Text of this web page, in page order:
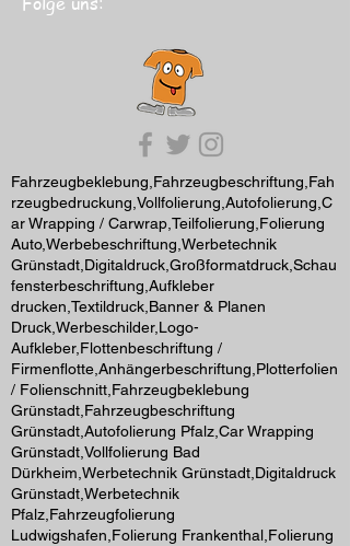
Fahrzeugbeklebung,Fahrzeugbeschriftung,Fah
rzeugbedruckung,Vollfolierung,Autofolierung,C
ar Wrapping / Carwrap,Teilfolierung,Folierung
Auto,Werbebeschriftung,Werbetechnik
Grünstadt,Digitaldruck,Großformatdruck,Schau
fensterbeschriftung,Aufkleber
drucken,Textildruck,Banner & Planen
Druck,Werbeschilder,Logo-
Aufkleber,Flottenbeschriftung /
Firmenflotte,Anhängerbeschriftung,Plotterfolien
/ Folienschnitt,Fahrzeugbeklebung
Grünstadt,Fahrzeugbeschriftung
Grünstadt,Autofolierung Pfalz,Car Wrapping
Grünstadt,Vollfolierung Bad
Dürkheim,Werbetechnik Grünstadt,Digitaldruck
Grünstadt,Werbetechnik
Pfalz,Fahrzeugfolierung
Ludwigshafen,Folierung Frankenthal,Folierung